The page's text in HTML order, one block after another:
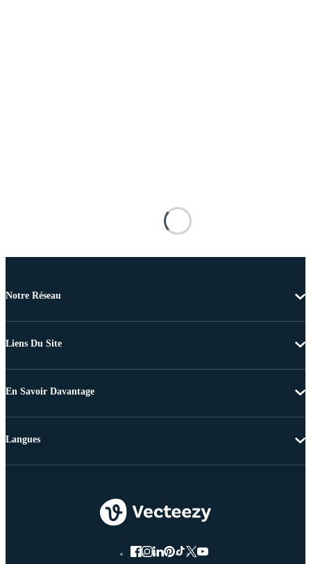
Notre Réseau
Liens Du Site
En Savoir Davantage
Langues